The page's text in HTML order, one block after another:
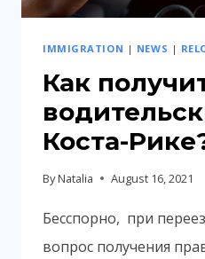
IMMIGRATION | NEWS |
Как
Коста-
ByNatalia August 16, 2021
Бесспорно, при
вопрос получения